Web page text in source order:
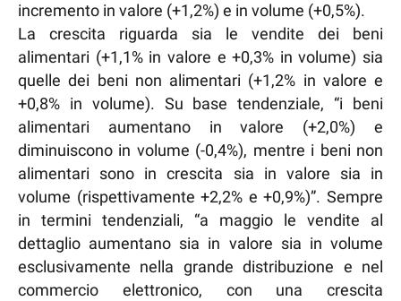
incremento in valore (+1,2%) e in volume (+0,5%).
La crescita riguarda sia le vendite dei beni
alimentari (+1,1% in valore e +0,3% in volume) sia
quelle dei beni non alimentari (+1,2% in valore e
+0,8% in volume). Su base tendenziale, “i beni
alimentari aumentano in valore (+2,0%) e
diminuiscono in volume (-0,4%), mentre i beni non
alimentari sono in crescita sia in valore sia in
volume (rispettivamente +2,2% e +0,9%)”. Sempre
in termini tendenziali, “a maggio le vendite al
dettaglio aumentano sia in valore sia in volume
esclusivamente nella grande distribuzione e nel
commercio elettronico, con una crescita